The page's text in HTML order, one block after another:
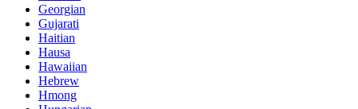
Georgian
Gujarati
Haitian
Hausa
Hawaiian
Hebrew
Hmong